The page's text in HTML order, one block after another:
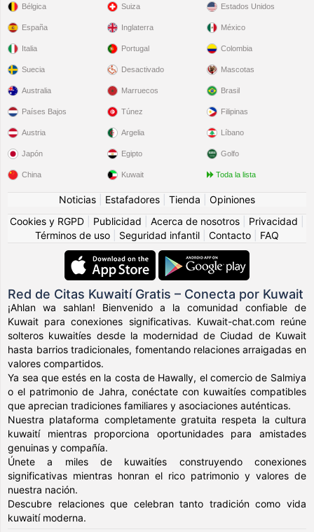
Bélgica
España
Italia
Suecia
Suiza
Inglaterra
Portugal
Desactivado
Estados Unidos
México
Colombia
Mascotas
Australia
Países Bajos
Austria
Japón
China
Marruecos
Túnez
Argelia
Egipto
Kuwait
Brasil
Filipinas
Líbano
Golfo
Toda la lista
Noticias Estafadores Tienda
Opiniones
Cookies y RGPD
Publicidad Acerca de nosotros Privacidad
Términos de uso
Seguridad infantil Contacto FAQ
Red de Citas Kuwaití Gratis – Conecta por Kuwait
¡Ahlan wa sahlan! Bienvenido a la comunidad confiable de
Kuwait para conexiones significativas. Kuwait-chat.com reúne
solteros kuwaitíes desde la modernidad de Ciudad de Kuwait
hasta barrios tradicionales, fomentando relaciones arraigadas en
valores compartidos.
Ya sea que estés en la costa de Hawally, el comercio de Salmiya
o el patrimonio de Jahra, conéctate con kuwaitíes compatibles
que aprecian tradiciones familiares y asociaciones auténticas.
Nuestra plataforma completamente gratuita respeta la cultura
kuwaití mientras proporciona oportunidades para amistades
genuinas y compañía.
Únete a miles de kuwaitíes construyendo conexiones
significativas mientras honran el rico patrimonio y valores de
nuestra nación.
Descubre relaciones que celebran tanto tradición como vida
kuwaití moderna.